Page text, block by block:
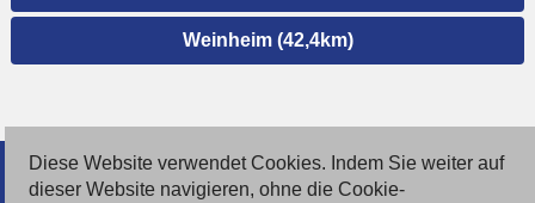
Weinheim (42,4km)
© 2026 Deutsche Jobmarkt GmbH
Diese Website verwendet Cookies. Indem Sie weiter auf
dieser Website navigieren, ohne die Cookie-